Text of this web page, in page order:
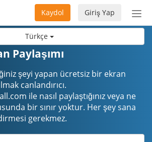
Türkçe
aç/
Giriş Yap
Kaydol
Paylaşımı
şeyi yapan ücretsiz bir ekran
canlandırıcı.
ile nasıl paylaştığınız veya ne
bir sınır yoktur. Her şey sana
gerekmez.